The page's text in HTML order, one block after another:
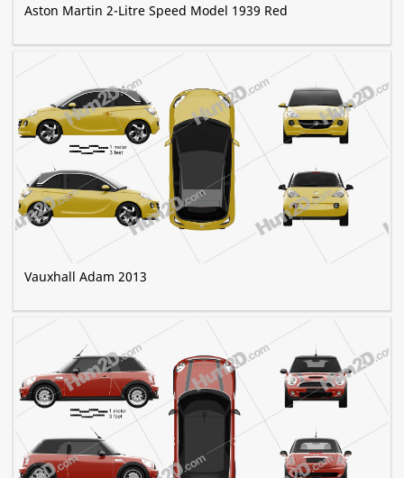
Aston Martin 2-Litre Speed Model 1939 Red
Vauxhall Adam 2013